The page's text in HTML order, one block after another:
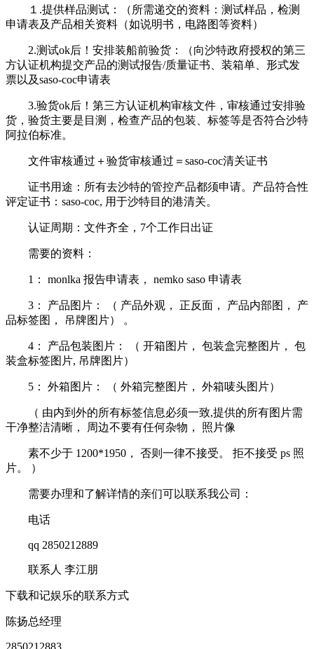
１.提供样品测试：（所需递交的资料：测试样品，检测
申请表及产品相关资料（如说明书，电路图等资料）
2.测试ok后！安排装船前验货：（向沙特政府授权的第三
方认证机构提交产品的测试报告/质量证书、装箱单、形式发
票以及saso-coc申请表
3.验货ok后！第三方认证机构审核文件，审核通过安排验
货，验货主要是目测，检查产品的包装、标签等是否符合沙特
阿拉伯标准。
文件审核通过＋验货审核通过＝saso-coc清关证书
证书用途：所有去沙特的管控产品都须申请。产品符合性
评定证书：saso-coc, 用于沙特目的港清关。
认证周期：文件齐全，7个工作日出证
需要的资料：
1： monlka 报告申请表， nemko saso 申请表
3： 产品图片： （ 产品外观， 正反面， 产品内部图， 产
品标签图， 吊牌图片） 。
4： 产品包装图片： （ 开箱图片， 包装盒完整图片， 包
装盒标签图片, 吊牌图片）
5： 外箱图片： （ 外箱完整图片， 外箱唛头图片）
（ 由内到外的所有标签信息必须一致,提供的所有图片需
干净整洁清晰， 周边不要有任何杂物， 照片像
素不少于 1200*1950， 否则一律不接受。 拒不接受 ps 照
片。 ）
需要办理和了解详情的亲们可以联系我公司：
电话
qq 2850212889
联系人 李江朋
下载和记娱乐的联系方式
陈扬总经理
2850212883